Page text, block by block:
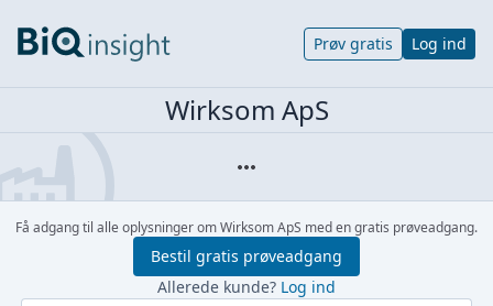
Prøv gratis Log ind
Wirksom ApS
Få adgang til alle oplysninger om Wirksom ApS med en gratis prøveadgang.
Bestil gratis prøveadgang
Allerede kunde? Log ind